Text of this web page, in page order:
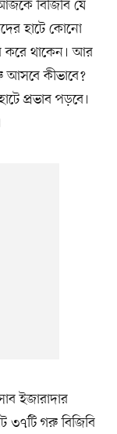
বিজিবি যে
হাটে কোনো
করে থাকেন। আর
আসবে কীভাবে?
প্রভাব পড়বে।
ইজারাদার
৩৭টি গরু বিজিবি